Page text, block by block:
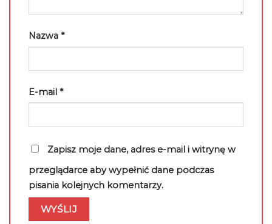
Nazwa *
E-mail *
Zapisz moje dane, adres e-mail i witrynę w
przeglądarce aby wypełnić dane podczas
pisania kolejnych komentarzy.